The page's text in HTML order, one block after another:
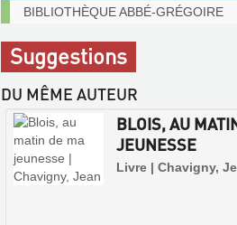
Exemplaires
communicables
sur
place
BIBLIOTHÈQUE ABBÉ-GRÉGOIRE
Suggestions
DU MÊME AUTEUR
BLOIS, AU
JEUNESSE
Livre | Chavigny,